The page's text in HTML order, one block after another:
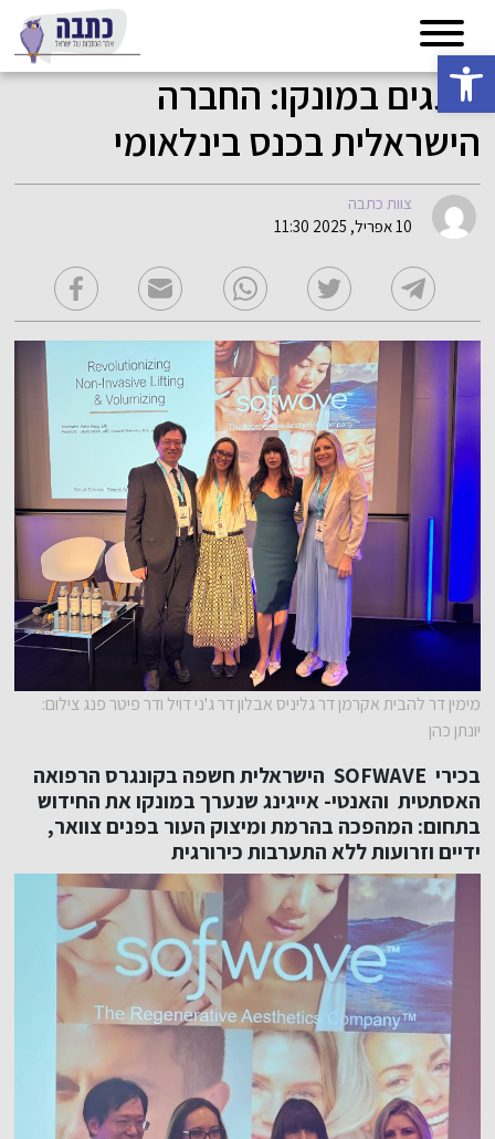
פתח סרגל נגישות
חוגגים במונקו: החברה
הישראלית בכנס בינלאומי
צוות כתבה
10 אפריל, 2025 11:30
מימין דר להבית אקרמן דר גליניס אבלון דר ג'ני דויל ודר פיטר פנג צילום:
יונתן כהן
בכירי SOFWAVE הישראלית חשפה בקונגרס הרפואה
האסתטית והאנטי- אייגינג שנערך במונקו את החידוש
בתחום: המהפכה בהרמת ומיצוק העור בפנים צוואר,
ידיים וזרועות ללא התערבות כירורגית